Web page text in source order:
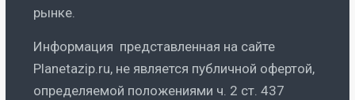
рынке.
Информация представленная на сайте
Planetazip.ru, не является публичной офертой,
определяемой положениями ч. 2 ст. 437